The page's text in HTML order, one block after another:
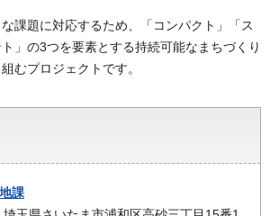
課題に対応するため、「コンパクト」「ス
」の3つを要素とする持続可能なまちづくり
むプロジェクトです。
課